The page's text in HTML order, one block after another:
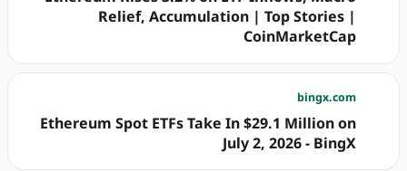
Relief, Accumulation | Top Stories |
CoinMarketCap
bingx.com
Ethereum Spot ETFs Take In $29.1 Million on
July 2, 2026 - BingX